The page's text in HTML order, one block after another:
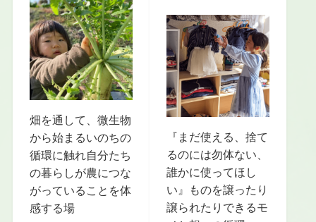
畑を通して、微生物
から始まるいのちの
循環に触れ自分たち
の暮らしが農につな
がっていることを体
感する場
『まだ使える、捨て
るのには勿体ない、
誰かに使ってほし
い』ものを譲ったり
譲られたりできるモ